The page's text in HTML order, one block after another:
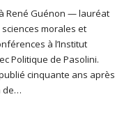
René Guénon — lauréat
sciences morales et
à l’Institut
Politique de Pasolini.
cinquante ans après
de…